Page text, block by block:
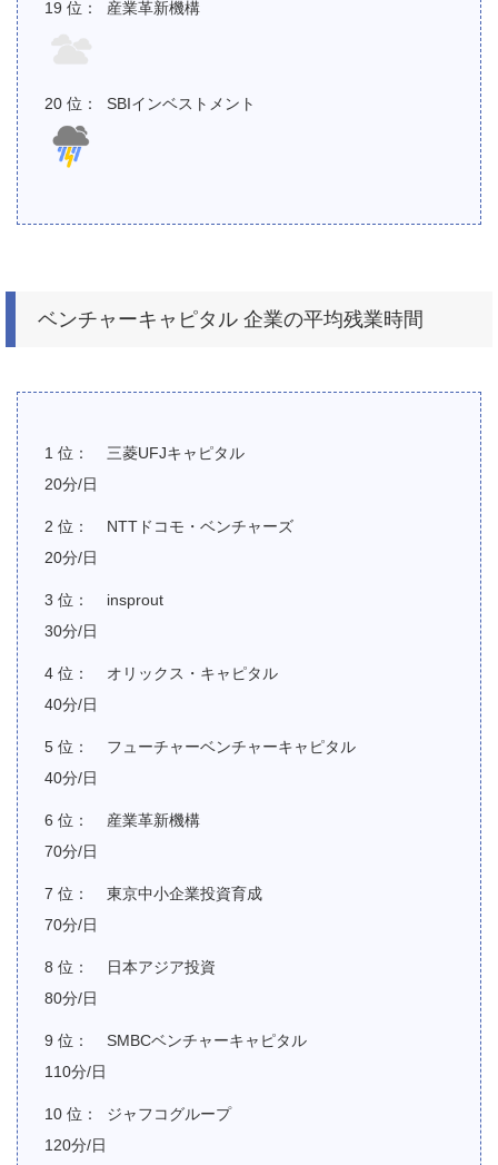
産業革新機構
SBIインベストメント
ベンチャーキャピタル 企業の平均残業時間
三菱UFJキャピタル
20分/日
NTTドコモ・ベンチャーズ
20分/日
insprout
30分/日
オリックス・キャピタル
40分/日
フューチャーベンチャーキャピタル
40分/日
産業革新機構
70分/日
東京中小企業投資育成
70分/日
日本アジア投資
80分/日
SMBCベンチャーキャピタル
110分/日
ジャフコグループ
120分/日